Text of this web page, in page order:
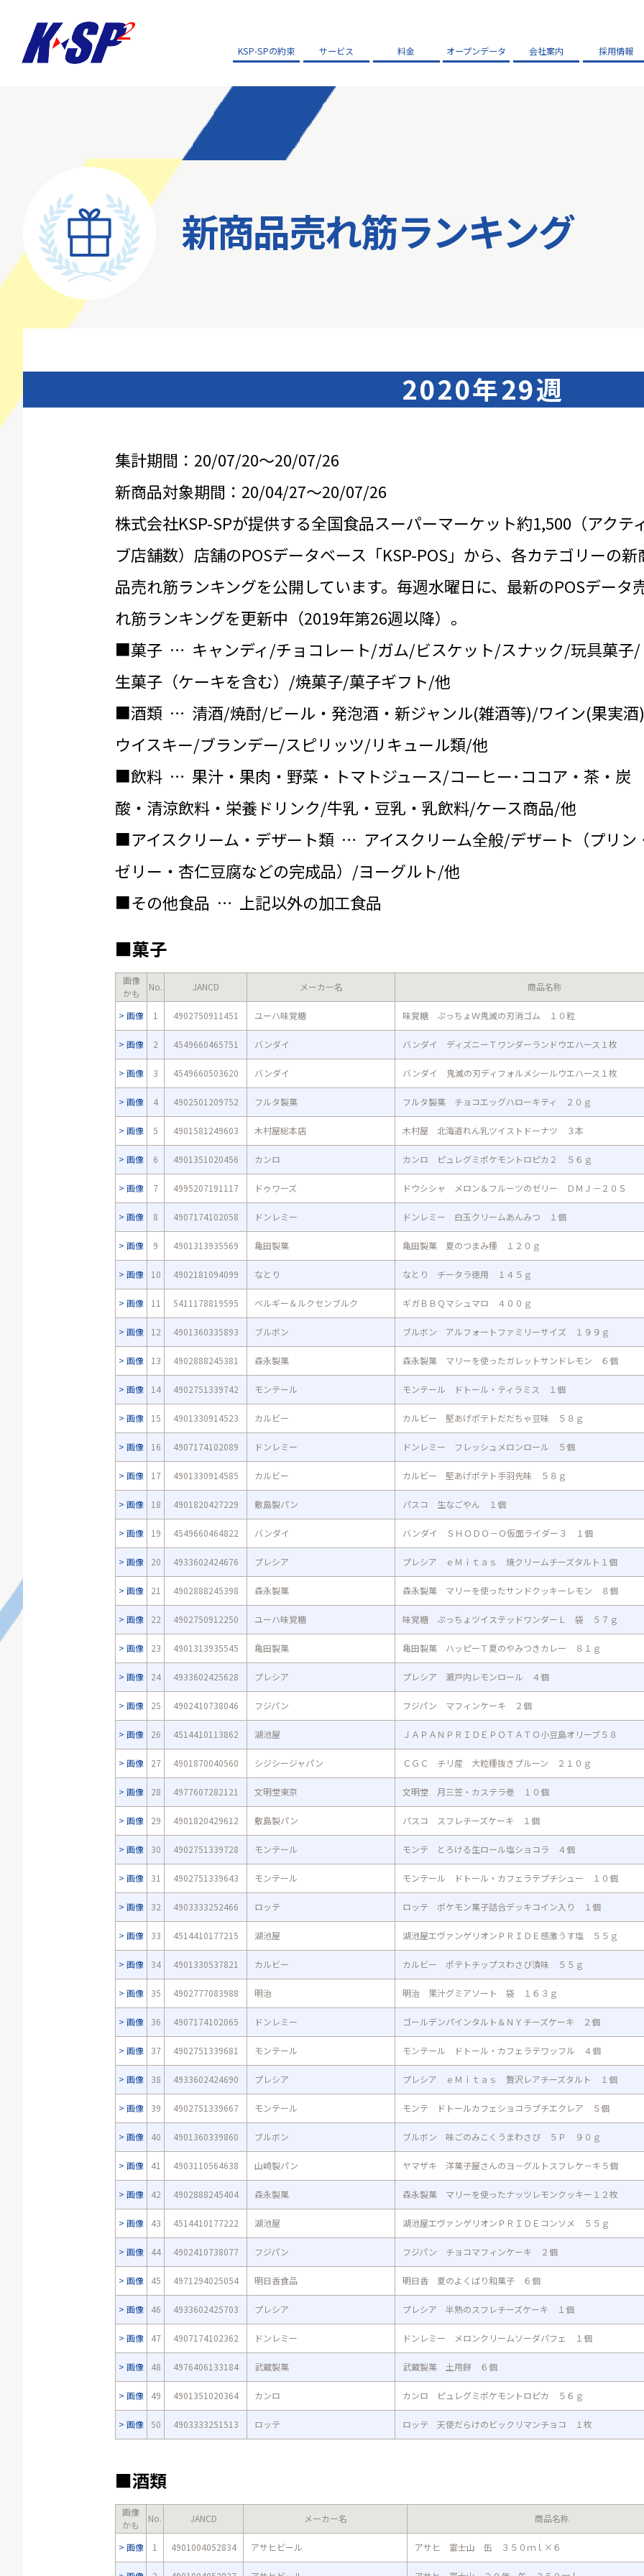
KSP-SPの約束 サービス 料金 オープンデータ 会社案内 採用情報
新商品売れ筋ランキング
2020年29週
集計期間：20/07/20～20/07/26
新商品対象期間：20/04/27～20/07/26
株式会社KSP-SPが提供する全国食品スーパーマーケット約1,500（アクテ
ブ店舗数）店舗のPOSデータベース「KSP-POS」から、各カテゴリーの新
品売れ筋ランキングを公開しています。毎週水曜日に、最新のPOSデータ
れ筋ランキングを更新中（2019年第26週以降）。
■菓子 … キャンディ/チョコレート/ガム/ビスケット/スナック/玩具菓子/
生菓子（ケーキを含む）/焼菓子/菓子ギフト/他
■酒類 … 清酒/焼酎/ビール・発泡酒・新ジャンル(雑酒等)/ワイン(果実
ウイスキー/ブランデー/スピリッツ/リキュール類/他
■飲料 … 果汁・果肉・野菜・トマトジュース/コーヒー･ココア・茶・炭
酸・清涼飲料・栄養ドリンク/牛乳・豆乳・乳飲料/ケース商品/他
■アイスクリーム・デザート類 … アイスクリーム全般/デザート（プリン
ゼリー・杏仁豆腐などの完成品）/ヨーグルト/他
■その他食品 … 上記以外の加工食品
■菓子
画像
かも
No. JANCD メーカー名 商品名称
画像 1 4902750911451 ユーハ味覚糖 味覚糖 ぷっちょＷ鬼滅の刃消ゴム １０粒
画像 2 4549660465751 バンダイ バンダイ ディズニーＴワンダーランドウエハース１枚
画像 3 4549660503620 バンダイ バンダイ 鬼滅の刃ディフォルメシールウエハース１枚
画像 4 4902501209752 フルタ製菓 フルタ製菓 チョコエッグハローキティ ２０ｇ
画像 5 4901581249603 木村屋総本店 木村屋 北海道れん乳ツイストドーナツ ３本
画像 6 4901351020456 カンロ カンロ ピュレグミポケモントロピカ２ ５６ｇ
画像 7 4995207191117 ドゥワーズ ドウシシャ メロン＆フルーツのゼリー ＤＭＪ－２０Ｓ
画像 8 4907174102058 ドンレミー ドンレミー 白玉クリームあんみつ １個
画像 9 4901313935569 亀田製菓 亀田製菓 夏のつまみ種 １２０ｇ
画像 10 4902181094099 なとり なとり チータラ徳用 １４５ｇ
画像 11 5411178819595 ベルギー＆ルクセンブルク ギガＢＢＱマシュマロ ４００ｇ
画像 12 4901360335893 ブルボン ブルボン アルフォートファミリーサイズ １９９ｇ
画像 13 4902888245381 森永製菓 森永製菓 マリーを使ったガレットサンドレモン ６個
画像 14 4902751339742 モンテール モンテール ドトール・ティラミス １個
画像 15 4901330914523 カルビー カルビー 堅あげポテトだだちゃ豆味 ５８ｇ
画像 16 4907174102089 ドンレミー ドンレミー フレッシュメロンロール ５個
画像 17 4901330914585 カルビー カルビー 堅あげポテト手羽先味 ５８ｇ
画像 18 4901820427229 敷島製パン パスコ 生なごやん １個
画像 19 4549660464822 バンダイ バンダイ ＳＨＯＤＯ－Ｏ仮面ライダー３ １個
画像 20 4933602424676 プレシア プレシア ｅＭｉｔａｓ 焼クリームチーズタルト１個
画像 21 4902888245398 森永製菓 森永製菓 マリーを使ったサンドクッキーレモン ８個
画像 22 4902750912250 ユーハ味覚糖 味覚糖 ぷっちょツイステッドワンダーＬ 袋 ５７ｇ
画像 23 4901313935545 亀田製菓 亀田製菓 ハッピーＴ夏のやみつきカレー ８１ｇ
画像 24 4933602425628 プレシア プレシア 瀬戸内レモンロール ４個
画像 25 4902410738046 フジパン フジパン マフィンケーキ ２個
画像 26 4514410113862 湖池屋 ＪＡＰＡＮＰＲＩＤＥＰＯＴＡＴＯ小豆島オリーブ５８
画像 27 4901870040560 シジシージャパン ＣＧＣ チリ産 大粒種抜きプルーン ２１０ｇ
画像 28 4977607282121 文明堂東京 文明堂 月三笠・カステラ巻 １０個
画像 29 4901820429612 敷島製パン パスコ スフレチーズケーキ １個
画像 30 4902751339728 モンテール モンテ とろける生ロール塩ショコラ ４個
画像 31 4902751339643 モンテール モンテール ドトール・カフェラテプチシュー １０個
画像 32 4903333252466 ロッテ ロッテ ポケモン菓子詰合デッキコイン入り １個
画像 33 4514410177215 湖池屋 湖池屋エヴァンゲリオンＰＲＩＤＥ感激うす塩 ５５ｇ
画像 34 4901330537821 カルビー カルビー ポテトチップスわさび漬味 ５５ｇ
画像 35 4902777083988 明治 明治 果汁グミアソート 袋 １６３ｇ
画像 36 4907174102065 ドンレミー ゴールデンパインタルト＆ＮＹチーズケーキ ２個
画像 37 4902751339681 モンテール モンテール ドトール・カフェラテワッフル ４個
画像 38 4933602424690 プレシア プレシア ｅＭｉｔａｓ 贅沢レアチーズタルト １個
画像 39 4902751339667 モンテール モンテ ドトールカフェショコラプチエクレア ５個
画像 40 4901360339860 ブルボン ブルボン 味ごのみこくうまわさび ５Ｐ ９０ｇ
画像 41 4903110564638 山崎製パン ヤマザキ 洋菓子屋さんのヨ－グルトスフレケ－キ５個
画像 42 4902888245404 森永製菓 森永製菓 マリーを使ったナッツレモンクッキー１２枚
画像 43 4514410177222 湖池屋 湖池屋エヴァンゲリオンＰＲＩＤＥコンソメ ５５ｇ
画像 44 4902410738077 フジパン フジパン チョコマフィンケーキ ２個
画像 45 4971294025054 明日香食品 明日香 夏のよくばり和菓子 ６個
画像 46 4933602425703 プレシア プレシア 半熟のスフレチーズケーキ １個
画像 47 4907174102362 ドンレミー ドンレミー メロンクリームソーダパフェ １個
画像 48 4976406133184 武蔵製菓 武蔵製菓 土用餅 ６個
画像 49 4901351020364 カンロ カンロ ピュレグミポケモントロピカ ５６ｇ
画像 50 4903333251513 ロッテ ロッテ 天使だらけのビックリマンチョコ １枚
■酒類
画像
かも
No. JANCD メーカー名 商品名称
画像 1 4901004052834 アサヒビール アサヒ 富士山 缶 ３５０ｍｌ×６